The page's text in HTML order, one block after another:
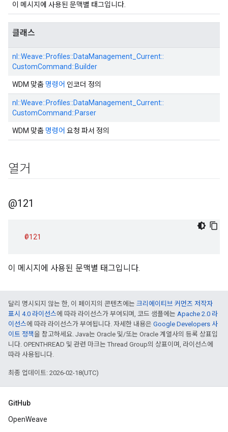
이 메시지에 사용된 문맥별 태그입니다.
클래스
nl::Weave::Profiles::DataManagement_Current::
CustomCommand::Builder
WDM 맞춤 명령어 인코더 정의
nl::Weave::Profiles::DataManagement_Current::
CustomCommand::Parser
WDM 맞춤 명령어 요청 파서 정의
열거
@121
@121
이 메시지에 사용된 문맥별 태그입니다.
달리 명시되지 않는 한, 이 페이지의 콘텐츠에는 크리에이티브 커먼즈 저작자
표시 4.0 라이선스에 따라 라이선스가 부여되며, 코드 샘플에는 Apache 2.0 라
이선스에 따라 라이선스가 부여됩니다. 자세한 내용은 Google Developers 사
이트 정책을 참고하세요. Java는 Oracle 및/또는 Oracle 계열사의 등록 상표입
니다. OPENTHREAD 및 관련 마크는 Thread Group의 상표이며, 라이선스에
따라 사용됩니다.
최종 업데이트: 2026-02-18(UTC)
GitHub
OpenWeave